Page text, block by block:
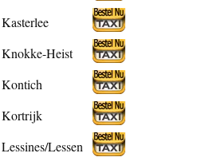
Kasterlee
Knokke-Heist
Kontich
Kortrijk
Lessines/Lessen